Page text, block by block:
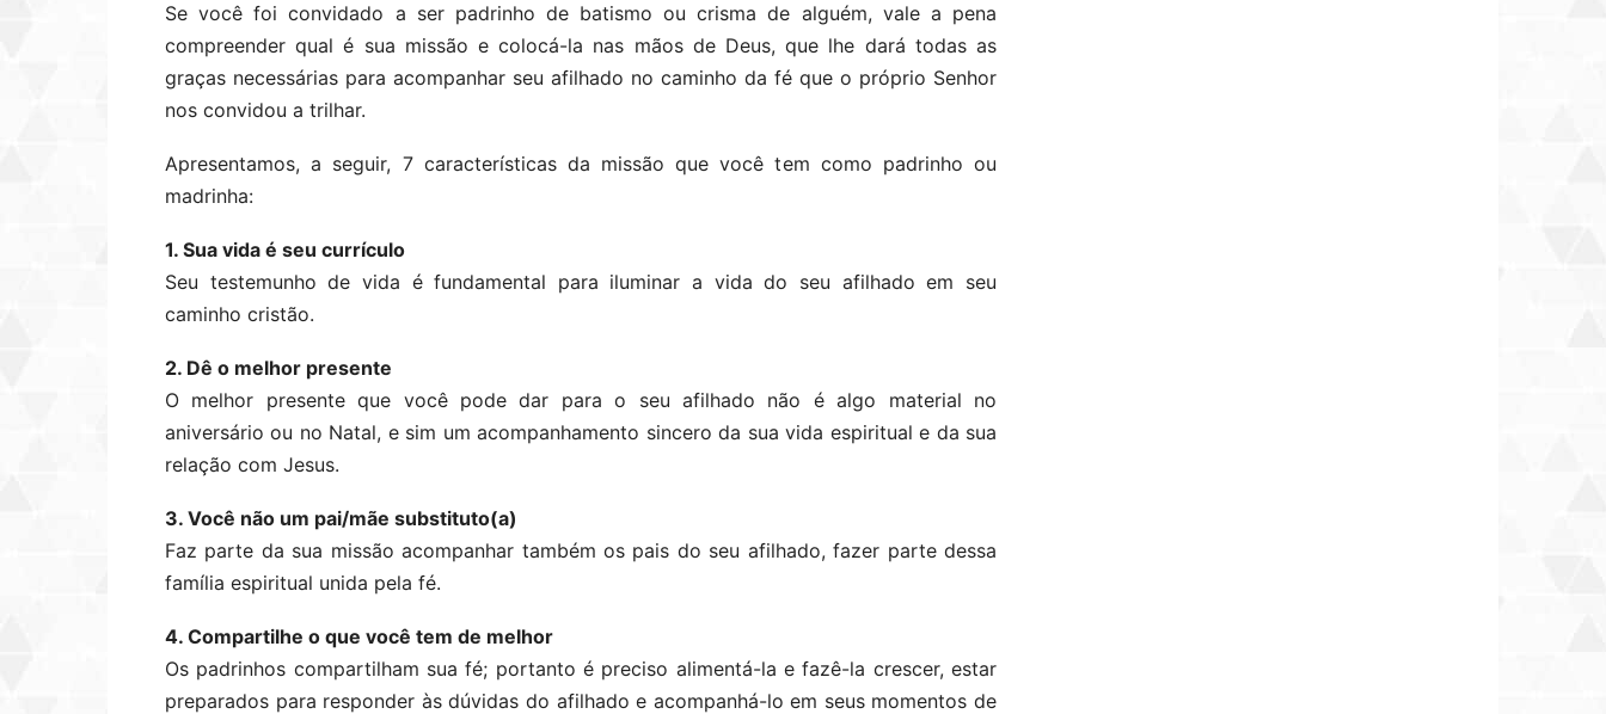
Se você foi convidado a ser padrinho de batismo ou crisma de alguém, vale a pena
compreender qual é sua missão e colocá-la nas mãos de Deus, que lhe dará todas as
graças necessárias para acompanhar seu afilhado no caminho da fé que o próprio Senhor
nos convidou a trilhar.
Apresentamos, a seguir, 7 características da missão que você tem como padrinho ou
madrinha:
1. Sua vida é seu currículo
Seu testemunho de vida é fundamental para iluminar a vida do seu afilhado em seu
caminho cristão.
2. Dê o melhor presente
O melhor presente que você pode dar para o seu afilhado não é algo material no
aniversário ou no Natal, e sim um acompanhamento sincero da sua vida espiritual e da sua
relação com Jesus.
3. Você não um pai/mãe substituto(a)
Faz parte da sua missão acompanhar também os pais do seu afilhado, fazer parte dessa
família espiritual unida pela fé.
4. Compartilhe o que você tem de melhor
Os padrinhos compartilham sua fé; portanto é preciso alimentá-la e fazê-la crescer, estar
preparados para responder às dúvidas do afilhado e acompanhá-lo em seus momentos de